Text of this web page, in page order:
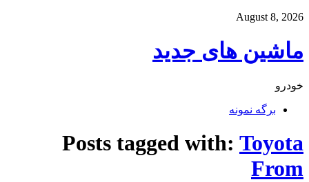
August 8, 2026
ماشین های جدید
خودرو
برگه نمونه
Posts tagged with: Toyota
From